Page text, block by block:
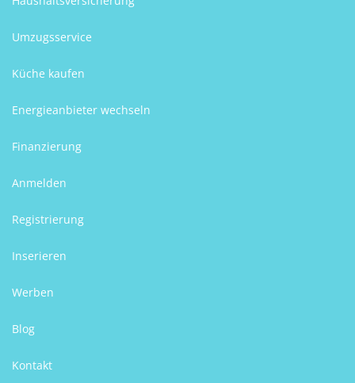
Umzugsservice
Küche kaufen
Energieanbieter wechseln
Finanzierung
Anmelden
Registrierung
Inserieren
Werben
Blog
Kontakt